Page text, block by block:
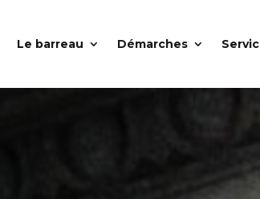
Le barreau Démarches